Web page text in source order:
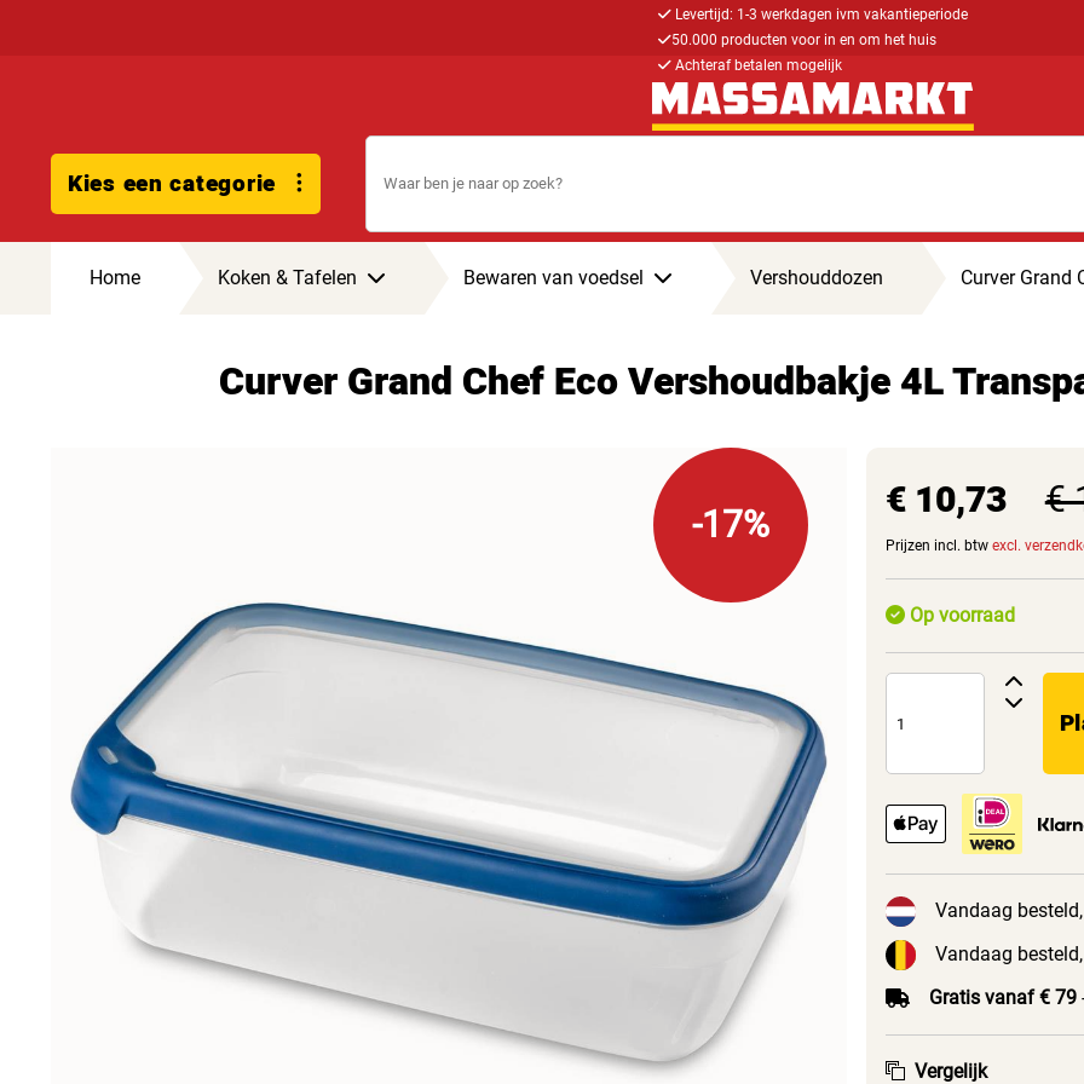
Levertijd: 1-3 werkdagen ivm vakantieperiode
50.000 producten voor in en om het huis
Achteraf betalen mogelijk
Kies een categorie
Home Koken & Tafelen Bewaren van voedsel Vershouddozen Curver Grand
Curver Grand Chef Eco Vershoudbakje 4L
-17% € 10,73 €
Prijzen incl. btw excl.
Op voorraad
Vandaag
Vandaag
Gratis vanaf € 79
Vergelijk